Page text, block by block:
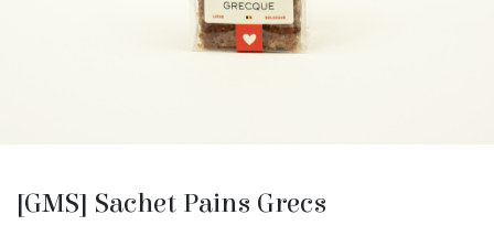
[GMS] Sachet Pains Grecs